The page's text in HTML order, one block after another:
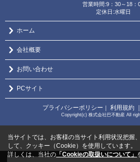
営業時間:9：30～18：
定休日:水曜日
ホーム
会社概要
お問い合わせ
PCサイト
プライバシーポリシー 利用規約
Copyright(c) 株式会社巴不動産 All
当サイトでは、お客様の当サイト利用状況把握
して、クッキー（Cookie）を使用しています。
詳しくは、当社の 「Cookieの取扱いについて」